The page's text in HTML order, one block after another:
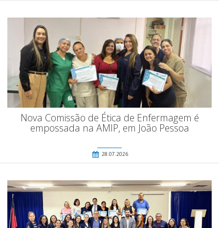
Nova Comissão de Ética de Enfermagem é
empossada na AMIP, em João Pessoa
28.07.2026